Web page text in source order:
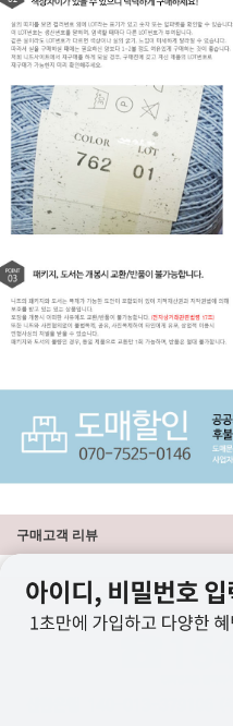
구매고객 리뷰
상점정보 PC버전 이용안내